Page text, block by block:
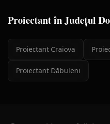
Proiectantîn Județul
Proiectant Craiova
Proiectant Dăbuleni